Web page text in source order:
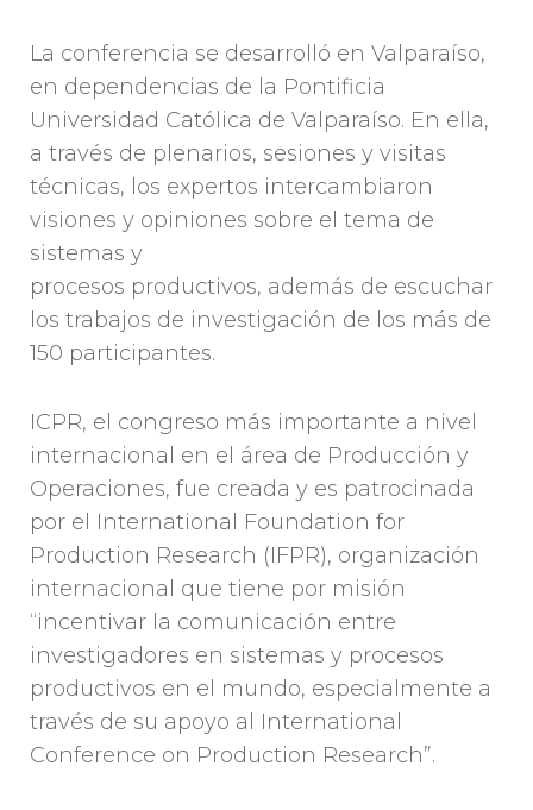
La conferencia se desarrolló en Valparaíso,
en dependencias de la Pontificia
Universidad Católica de Valparaíso. En ella,
a través de plenarios, sesiones y visitas
técnicas, los expertos intercambiaron
visiones y opiniones sobre el tema de
sistemas y
procesos productivos, además de escuchar
los trabajos de investigación de los más de
150 participantes.
ICPR, el congreso más importante a nivel
internacional en el área de Producción y
Operaciones, fue creada y es patrocinada
por el International Foundation for
Production Research (IFPR), organización
internacional que tiene por misión
“incentivar la comunicación entre
investigadores en sistemas y procesos
productivos en el mundo, especialmente a
través de su apoyo al International
Conference on Production Research”.